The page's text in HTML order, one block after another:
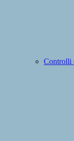
Controlli